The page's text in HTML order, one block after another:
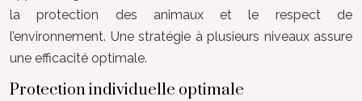
la protection des animaux et le respect de
l’environnement. Une stratégie à plusieurs niveaux assure
une efficacité optimale.
Protection individuelle optimale